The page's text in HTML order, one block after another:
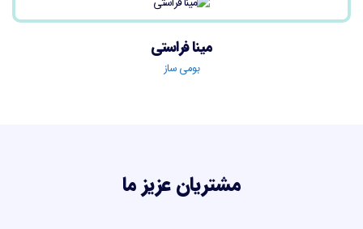
مینا فراستی
بومی ساز
مشتریان عزیز ما